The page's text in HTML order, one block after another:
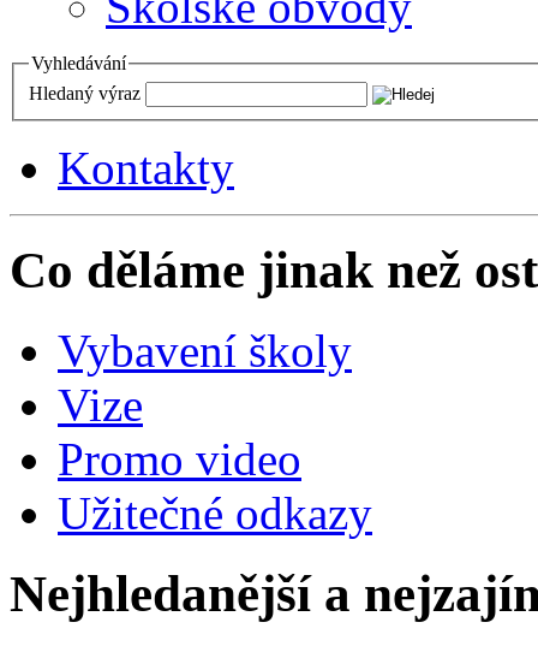
Vyhledávání
Hledaný výraz
Kontakty
Co děláme jinak než
Vybavení školy
Vize
Promo video
Užitečné odkazy
Nejhledanější a